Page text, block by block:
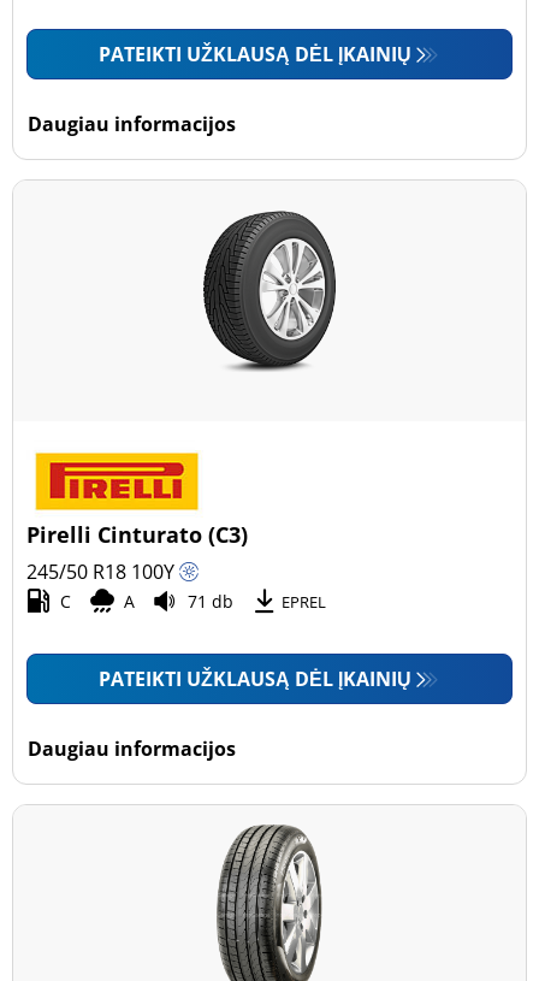
PATEIKTI UŽKLAUSĄ DĖL ĮKAINIŲ
Daugiau informacijos
Pirelli Cinturato (C3)
245/50 R18 100Y
C A 71 db EPREL
PATEIKTI UŽKLAUSĄ DĖL ĮKAINIŲ
Daugiau informacijos